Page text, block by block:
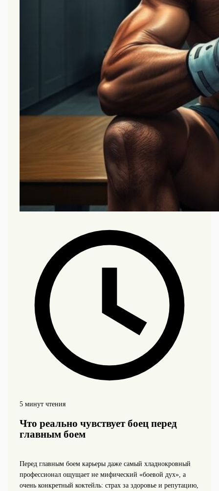
5 минут чтения
Что реально чувствует боец перед
главным боем
Перед главным боем карьеры даже самый хладнокровный
профессионал ощущает не мифический «боевой дух», а
очень конкретный коктейль: страх за здоровье и репутацию,